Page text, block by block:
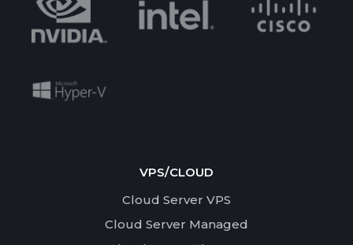
VPS/CLOUD
Cloud Server VPS
Cloud Server Managed